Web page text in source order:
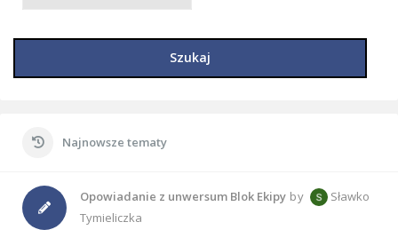
Szukaj
Najnowsze tematy
Opowiadanie z unwersum Blok Ekipy by
Sławko
Tymieliczka